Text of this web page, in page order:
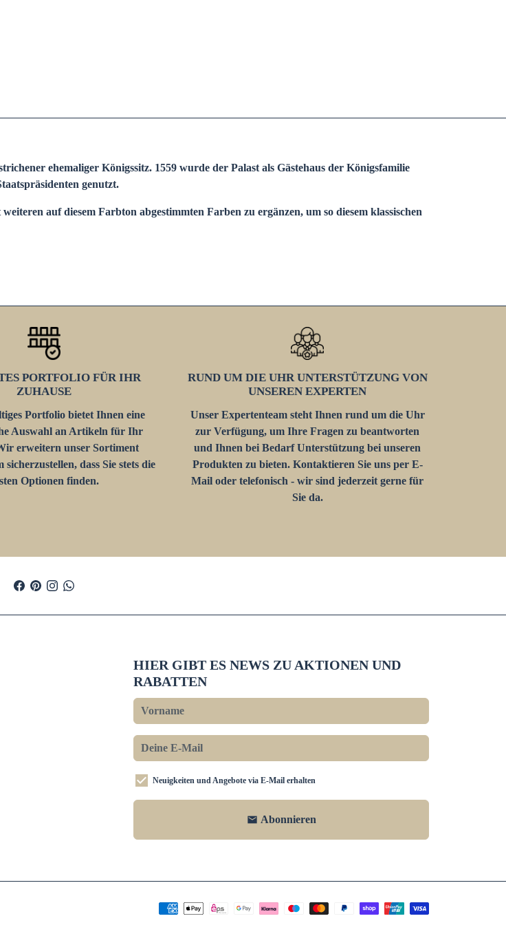
ehemaliger Königssitz. 1559 wurde der Palast als Gästehaus der Königsfamilie
genutzt.
auf diesem Farbton abgestimmten Farben zu ergänzen, um so diesem klassischen
PORTFOLIO FÜR IHR
ZUHAUSE
Portfolio bietet Ihnen eine
Auswahl an Artikeln für Ihr
erweitern unser Sortiment
sicherzustellen, dass Sie stets die
Optionen finden.
RUND UM DIE UHR UNTERSTÜTZUNG VON
UNSEREN EXPERTEN
Unser Expertenteam steht Ihnen rund um die Uhr
zur Verfügung, um Ihre Fragen zu beantworten
und Ihnen bei Bedarf Unterstützung bei unseren
Produkten zu bieten. Kontaktieren Sie uns per E-
Mail oder telefonisch - wir sind jederzeit gerne für
Sie da.
HIER GIBT ES NEWS ZU AKTIONEN UND
RABATTEN
Neuigkeiten und Angebote via E-Mail erhalten
email Abonnieren
Zahlungsmethoden